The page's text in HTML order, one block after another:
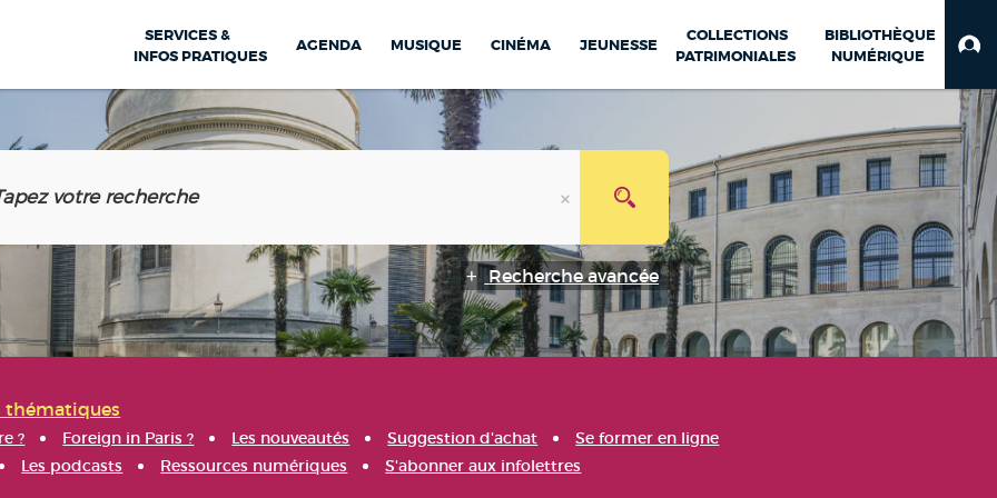
SERVICES &
INFOS PRATIQUES
AGENDA MUSIQUE CINÉMA JEUNESSE
COLLECTIONS
PATRIMONIALES
BIBLIOTHÈQUE
NUMÉRIQUE
Recherche avancée
thématiques
? Foreign in Paris ? Les nouveautés Suggestion d'achat
Se former en ligne
Les podcasts Ressources numériques S'abonner aux infolettres